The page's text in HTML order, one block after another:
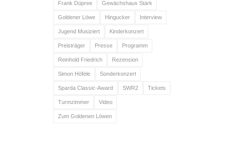
Frank Düpree Gewächshaus Stärk
Goldener Löwe Hingucker Interview
Jugend Musiziert Kinderkonzert
Preisträger Presse Programm
Reinhold Friedrich Rezension
Simon Höfele Sonderkonzert
Sparda Classic-Award SWR2 Tickets
Turmzimmer Video
Zum Goldenen Löwen